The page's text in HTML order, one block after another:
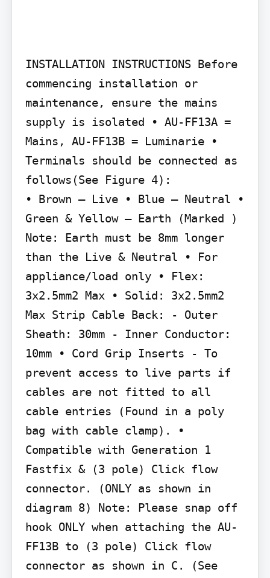
INSTALLATION INSTRUCTIONS Before
commencing installation or
maintenance, ensure the mains
supply is isolated • AU-FF13A =
Mains, AU-FF13B = Luminarie •
Terminals should be connected as
follows(See Figure 4):
• Brown – Live • Blue – Neutral •
Green & Yellow – Earth (Marked )
Note: Earth must be 8mm longer
than the Live & Neutral • For
appliance/load only • Flex:
3x2.5mm2 Max • Solid: 3x2.5mm2
Max Strip Cable Back: - Outer
Sheath: 30mm - Inner Conductor:
10mm • Cord Grip Inserts - To
prevent access to live parts if
cables are not fitted to all
cable entries (Found in a poly
bag with cable clamp). •
Compatible with Generation 1
Fastfix & (3 pole) Click flow
connector. (ONLY as shown in
diagram 8) Note: Please snap off
hook ONLY when attaching the AU-
FF13B to (3 pole) Click flow
connector as shown in C. (See